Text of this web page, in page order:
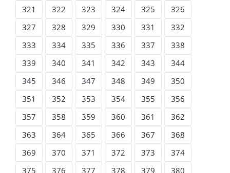
321
322 323 324 325
326
327
328 329 330 331
332
333
334 335 336 337
338
339
340 341 342 343
344
345
346 347 348 349
350
351
352 353 354 355
356
357
358 359 360 361
362
363
364 365 366 367
368
369
370 371 372 373
374
375
376 377 378 379 380